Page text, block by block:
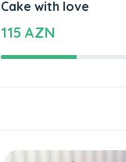
Cake with love
115 AZN